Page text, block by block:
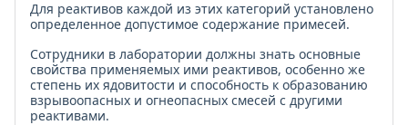
Для реактивов каждой из этих категорий установлено
определенное допустимое содержание примесей.
Сотрудники в лаборатории должны знать основные
свойства применяемых ими реактивов, особенно же
степень их ядовитости и способность к образованию
взрывоопасных и огнеопасных смесей с другими
реактивами.